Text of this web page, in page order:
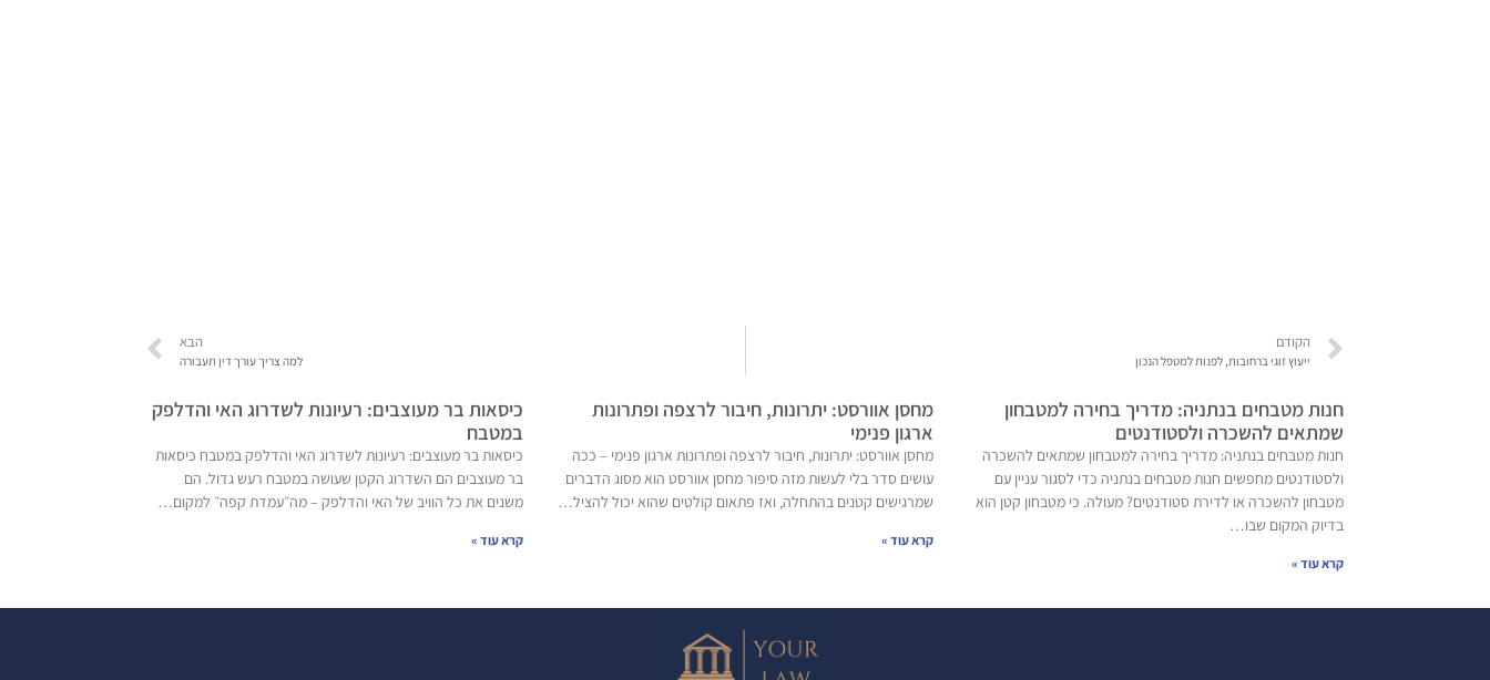
הקודם
ייעוץ זוגי ברחובות, לפנות למטפל הנכון
הבא
למה צריך עורך דין תעבורה
חנות מטבחים בנתניה: מדריך בחירה למטבחון
שמתאים להשכרה ולסטודנטים
חנות מטבחים בנתניה: מדריך בחירה למטבחון שמתאים להשכרה
ולסטודנטים מחפשים חנות מטבחים בנתניה כדי לסגור עניין עם
מטבחון להשכרה או לדירת סטודנטים? מעולה. כי מטבחון קטן הוא
בדיוק המקום שבו…
קרא עוד »
מחסן אוורסט: יתרונות, חיבור לרצפה ופתרונות
ארגון פנימי
מחסן אוורסט: יתרונות, חיבור לרצפה ופתרונות ארגון פנימי – ככה
עושים סדר בלי לעשות מזה סיפור מחסן אוורסט הוא מסוג הדברים
שמרגישים קטנים בהתחלה, ואז פתאום קולטים שהוא יכול להציל…
קרא עוד »
כיסאות בר מעוצבים: רעיונות לשדרוג האי והדלפק
במטבח
כיסאות בר מעוצבים: רעיונות לשדרוג האי והדלפק במטבח כיסאות
בר מעוצבים הם השדרוג הקטן שעושה במטבח רעש גדול. הם
משנים את כל הוויב של האי והדלפק – מה״עמדת קפה״ למקום…
קרא עוד »